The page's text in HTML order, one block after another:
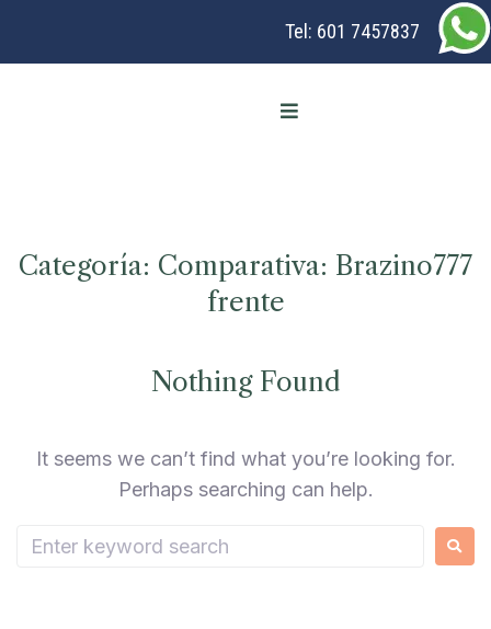
Tel: 601 7457837
Categoría: Comparativa: Brazino777
frente
Nothing Found
It seems we can’t find what you’re looking for.
Perhaps searching can help.